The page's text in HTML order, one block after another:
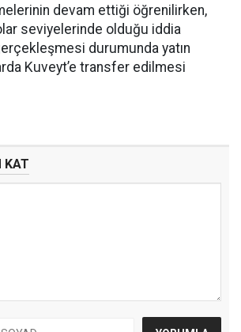
devam ettiği öğrenilirken,
seviyelerinde olduğu iddia
durumunda yatın
Kuveyt’e transfer edilmesi
KAT